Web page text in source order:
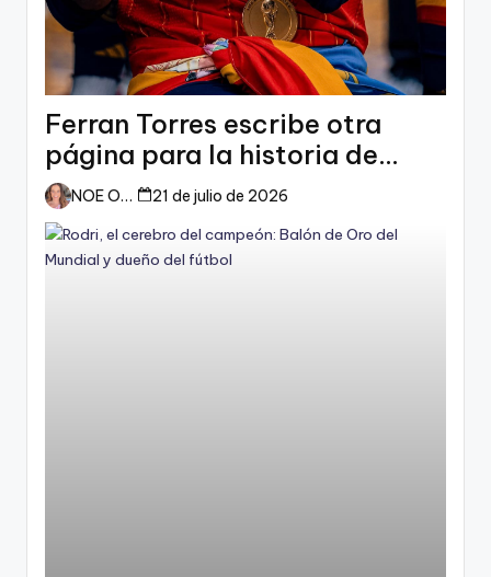
Ferran Torres escribe otra
página para la historia de
España
NOE ORTIZ 21 de julio de 2026